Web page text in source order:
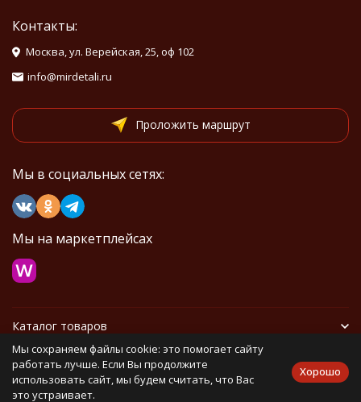
Контакты:
Москва, ул. Верейская, 25, оф 102
info@mirdetali.ru
Проложить маршрут
Мы в социальных сетях:
Мы на маркетплейсах
Каталог товаров
Информация
Мы сохраняем файлы cookie: это помогает сайту
работать лучше. Если Вы продолжите
использовать сайт, мы будем считать, что Вас
это устраивает.
Хорошо